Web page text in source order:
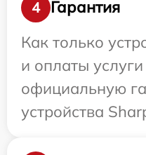
4
Гарантия
Как только
и оплаты
официальную
устройства